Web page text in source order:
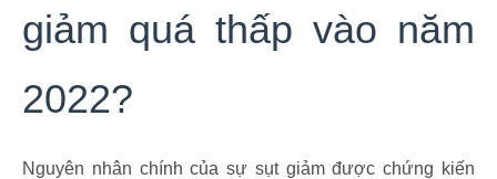
giảm quá thấp vào năm
2022?
Nguyên nhân chính của sự sụt giảm được chứng kiến